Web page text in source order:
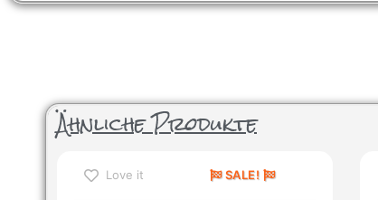
Ähnliche Produkte
Love it SALE!